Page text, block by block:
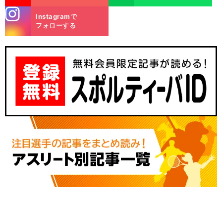
m
Instagramで
フォローする